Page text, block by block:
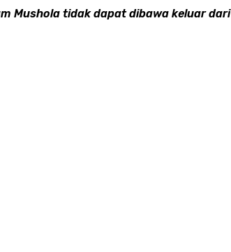
Mushola tidak dapat dibawa keluar dari